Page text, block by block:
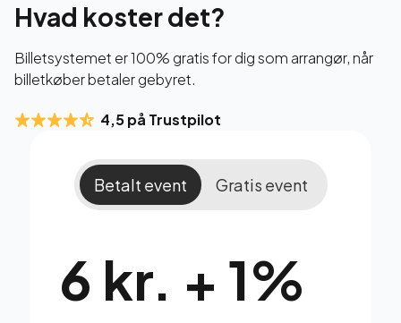
Hvad koster det?
Billetsystemet er 100% gratis for dig som arrangør, når
billetkøber betaler gebyret.
4,5 på Trustpilot
Betalt event Gratis event
6 kr. + 1%